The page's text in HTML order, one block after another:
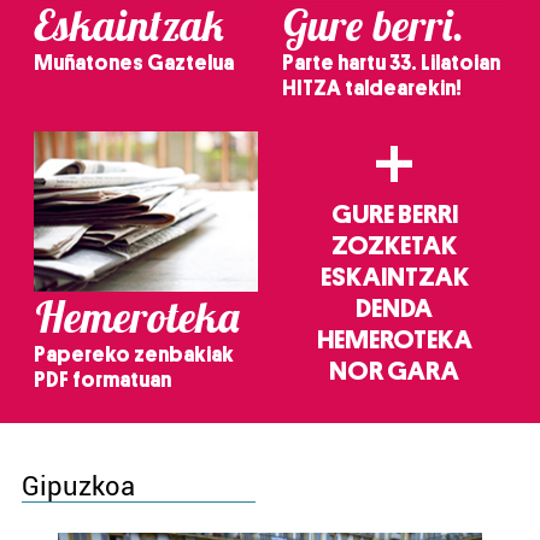
Eskaintzak
Muñatones Gaztelua
Gure berri.
Parte hartu 33. Lilatoian
HITZA taldearekin!
Hemeroteka
Papereko zenbakiak
PDF formatuan
+
GURE BERRI
ZOZKETAK
ESKAINTZAK
DENDA
HEMEROTEKA
NOR GARA
Gipuzkoa